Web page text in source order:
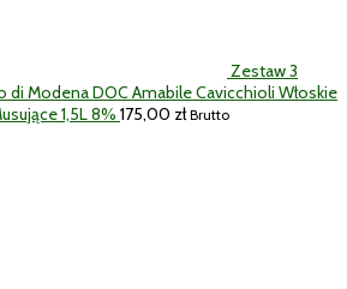
Zestaw 3
di Modena DOC Amabile Cavicchioli Włoskie
1,5L 8% 175,00 zł Brutto